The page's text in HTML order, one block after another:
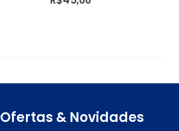
Ofertas & Novidades